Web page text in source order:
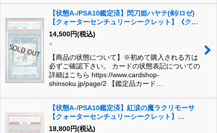
【状態A-/PSA10鑑定済】閃刀姫ハヤテ(剣/ロゼ)
【クォーターセンチュリーシークレット】《クォ
ーターセンチュリーシークレット》{QCAC-
JP009}
14,500円(税込)
×
【商品の状態について】※初めて購入される方は
必ずご確認下さい。 カードの状態表記についての
詳細はこちら https://www.cardshop-
shinsoku.jp/page/2 【鑑定品カード…
【状態A-/PSA10鑑定済】紅涙の魔ラクリモーサ
【クォーターセンチュリーシークレット】
《25th》{ROTA-JP014}
18,800円(税込)